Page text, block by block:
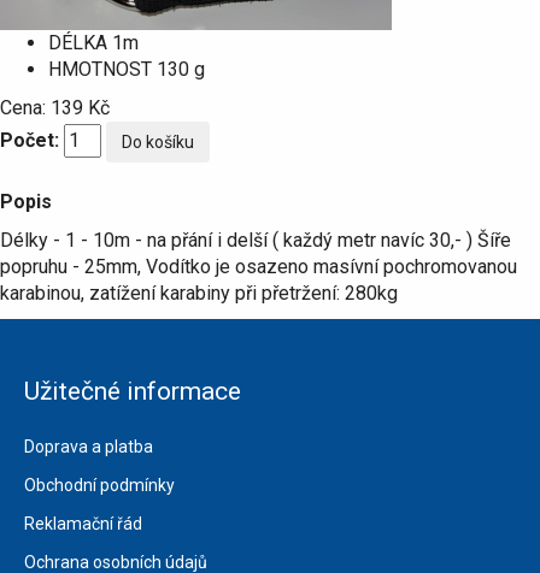
DÉLKA 1m
HMOTNOST 130 g
Cena: 139 Kč
Počet:
Popis
Délky - 1 - 10m - na přání i delší ( každý metr navíc 30,- ) Šíře
popruhu - 25mm, Vodítko je osazeno masívní pochromovanou
karabinou, zatížení karabiny při přetržení: 280kg
Užitečné informace
Doprava a platba
Obchodní podmínky
Reklamační řád
Ochrana osobních údajů